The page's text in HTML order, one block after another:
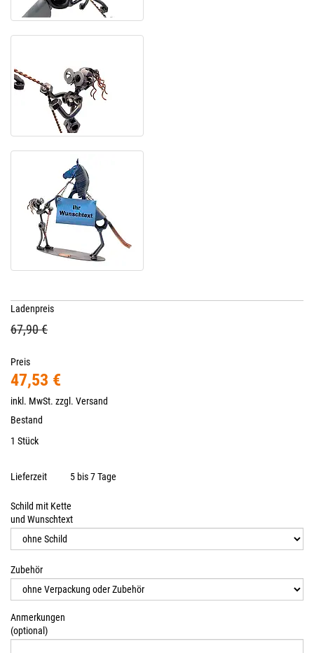
Ladenpreis
67,90 €
Preis
47,53 €
inkl. MwSt. zzgl. Versand
Bestand
1 Stück
Lieferzeit 5 bis 7 Tage
Schild mit Kette
und Wunschtext
Zubehör
Anmerkungen
(optional)